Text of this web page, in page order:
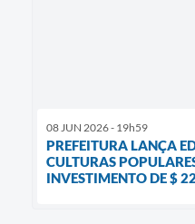
08 JUN 2026 - 19h59
PREFEITURA LANÇA
CULTURAS
INVESTIMENTO DE $